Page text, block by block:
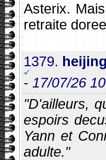
Asterix.
retraite
1379.
- 17/07/26
"D'ailleurs,
espoirs
Yann et
adulte."